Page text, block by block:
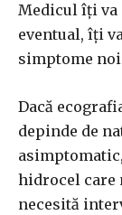
Medicul îți va
eventual, îți
simptome
Dacă
depinde de
hidrocel care
necesită